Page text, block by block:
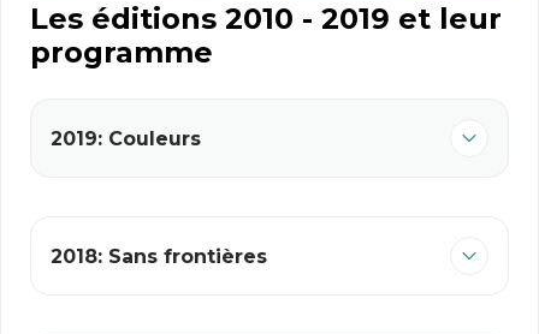
Les éditions 2010 - 2019 et leur
programme
2019: Couleurs
2018: Sans frontières